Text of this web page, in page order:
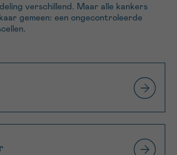
verschillend. Maar alle kankers
gemeen: een ongecontroleerde